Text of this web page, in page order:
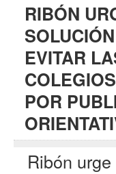
Socios
Estatutos
Documentos
Boletines
UPSANA
PROA
RIBÓN
EVITAR
POR
Ribón